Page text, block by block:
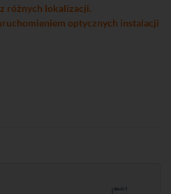
różnych lokalizacji.
optycznych instalacji